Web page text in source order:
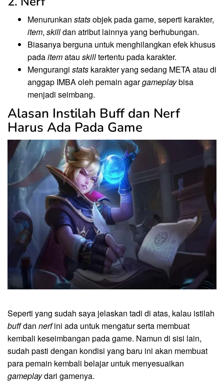
Menurunkan statsobjek pada game, seperti karakter,
item, skilldan atribut lainnya yang berhubungan.
Biasanya berguna untuk menghilangkan efek khusus
padaitematau skilltertentu pada karakter.
Mengurangi stats karakter yang sedang META atau di
anggap IMBA oleh pemain agargameplaybisa
menjadi seimbang.
Alasan Instilah Buff dan Nerf
Harus Ada Pada Game
Seperti yang sudah saya jelaskan tadi di atas, kalau istilah
buffdan nerfini ada untuk mengatur serta membuat
kembali keseimbangan pada game. Namun di sisi lain,
sudah pasti dengan kondisi yang baru ini akan membuat
para pemain kembali belajar untuk menyesuaikan
gameplaydari gamenya.